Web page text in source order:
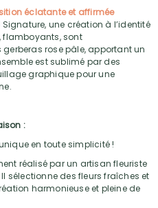
éclatante et affirmée
une création à l’identité
flamboyants, sont
rose pâle, apportant un
est sublimé par des
graphique pour une
:
en toute simplicité !
réalisé par un artisan fleuriste
sélectionne des fleurs fraîches et
harmonieuse et pleine de